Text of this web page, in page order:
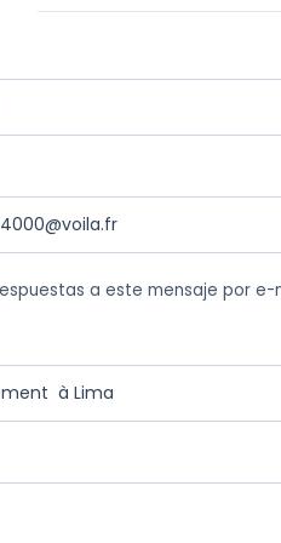
a este mensaje por e-